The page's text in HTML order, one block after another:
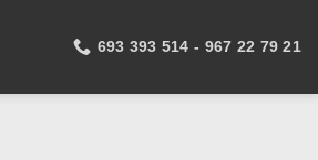
693 393 514 - 967 22 79 21